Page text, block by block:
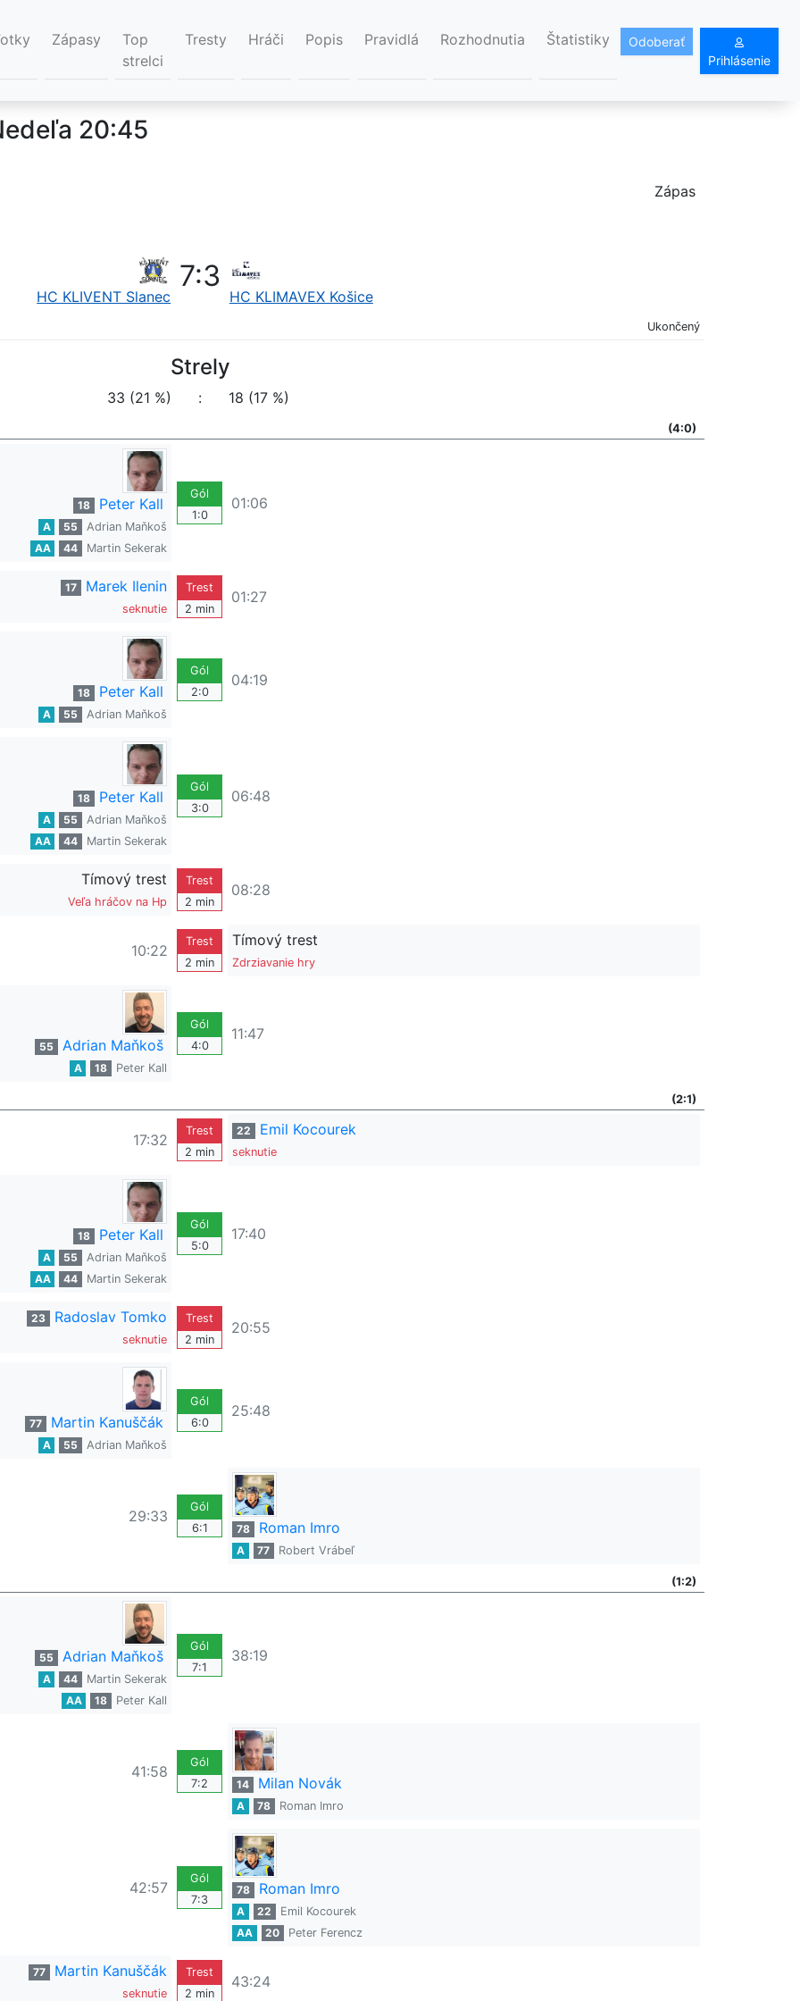
Zápasy
Top
strelci
Tresty Hráči Popis Pravidlá Rozhodnutia Štatistiky
Odoberať
Prihlásenie
20:45
Zápas
HC KLIVENT Slanec
7:3
HC KLIMAVEX Košice
Ukončený
Strely
33 (21 %) : 18 (17 %)
(4:0)
18 Peter Kall
A 55
Adrian Maňkoš
AA
44 Martin Sekerak
Gól
1:0
01:06
17 Marek Ilenin
seknutie
Trest
2 min
01:27
18 Peter Kall
A 55 Adrian Maňkoš
Gól
2:0
04:19
18 Peter Kall
A 55
Adrian Maňkoš
AA
44 Martin Sekerak
Gól
3:0
06:48
Tímový trest
Veľa hráčov na Hp
Trest
2 min
08:28
10:22
Trest
2 min
Tímový trest
Zdrziavanie hry
55 Adrian Maňkoš
A 18 Peter Kall
Gól
4:0
11:47
(2:1)
17:32
Trest
2 min
22 Emil Kocourek
seknutie
18 Peter Kall
A 55
Adrian Maňkoš
AA
44 Martin Sekerak
Gól
5:0
17:40
23 Radoslav Tomko
seknutie
Trest
2 min
20:55
77 Martin Kanuščák
A 55 Adrian Maňkoš
Gól
6:0
25:48
29:33
Gól
6:1
78 Roman Imro
A 77 Robert Vrábeľ
(1:2)
55 Adrian Maňkoš
A 44
Martin Sekerak
AA
18 Peter Kall
Gól
7:1
38:19
41:58
Gól
7:2
14 Milan Novák
A 78 Roman Imro
42:57
Gól
7:3
78 Roman Imro
A 22
Emil Kocourek
AA
20 Peter Ferencz
77 Martin Kanuščák
seknutie
Trest
2 min
43:24